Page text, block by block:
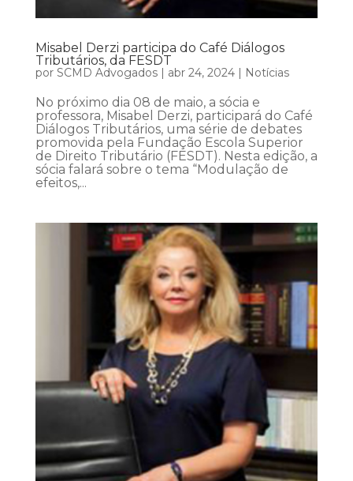
Misabel Derzi participa do Café Diálogos
Tributários, da FESDT
por SCMD Advogados| abr 24, 2024| Notícias
No próximo dia 08 de maio, a sócia e
professora, Misabel Derzi, participará do Café
Diálogos Tributários, uma série de debates
promovida pela Fundação Escola Superior
de Direito Tributário (FESDT). Nesta edição, a
sócia falará sobre o tema “Modulação de
efeitos,...